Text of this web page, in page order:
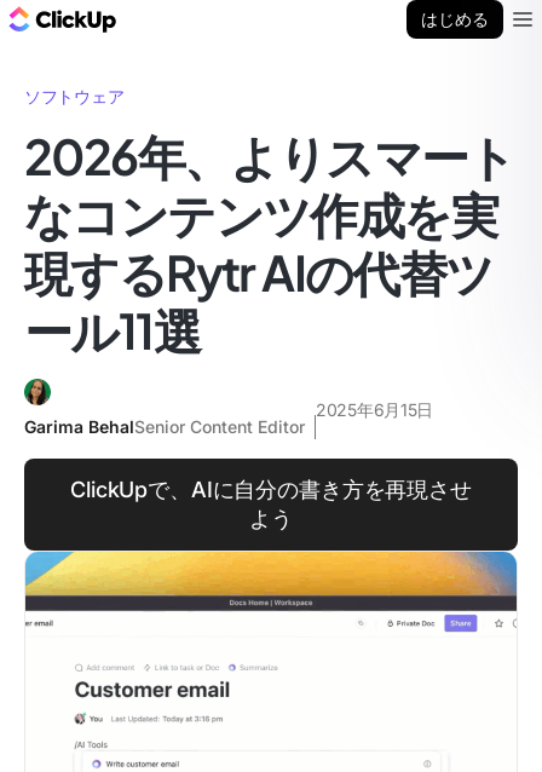
はじめる
ソフトウェア
2026年、よりスマート
なコンテンツ作成を実
現するRytr AIの代替ツ
ール11選
Garima BehalSenior Content Editor
2025年6月15日
ClickUpで、AIに自分の書き方を再現させ
よう